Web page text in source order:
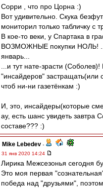
Сорри , что про Цорна :)
Вот удивительно. Скука
мониторил только табличку с
В кое-то веки, у Спартака в
ВОЗМОЖНЫЕ покупки НОЛЬ!
январь...
...и тут нате-зрасти
"инсайдеров" застращать(или
чтоб ни-ни газетёнкам :)
И, это, инсайдеры(которые
ау, есть шанс увидеть завтра
составе??? :)
Mike Lebedev -
31 янв 2020 14:24
Лирика Межсезонья сегодня
Это моя первая
победа над "друзьями",